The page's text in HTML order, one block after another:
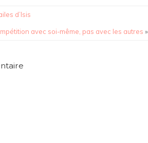
d’Isis
avec soi-même, pas avec les autres »